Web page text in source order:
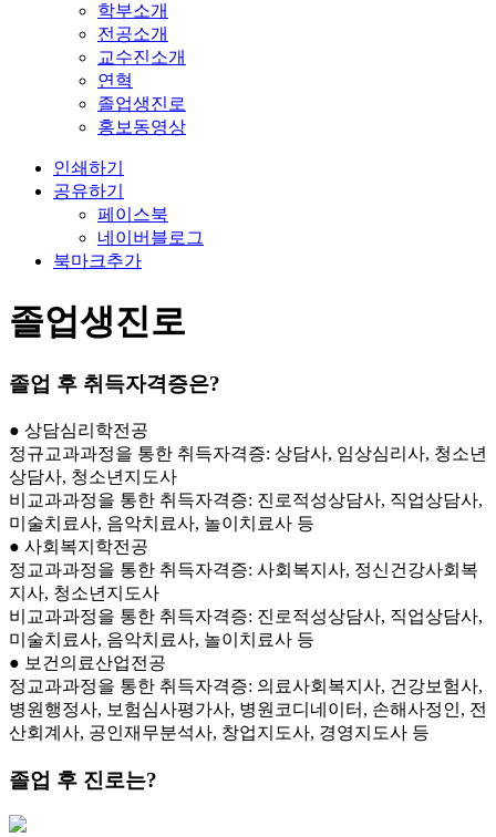
학부소개
전공소개
교수진소개
연혁
졸업생진로
홍보동영상
인쇄하기
공유하기
페이스북
네이버블로그
북마크추가
졸업생진로
졸업 후 취득자격증은?
● 상담심리학전공
정규교과과정을 통한 취득자격증: 상담사, 임상심리사, 청소년
상담사, 청소년지도사
비교과과정을 통한 취득자격증: 진로적성상담사, 직업상담사,
미술치료사, 음악치료사, 놀이치료사 등
● 사회복지학전공
정교과과정을 통한 취득자격증: 사회복지사, 정신건강사회복
지사, 청소년지도사
비교과과정을 통한 취득자격증: 진로적성상담사, 직업상담사,
미술치료사, 음악치료사, 놀이치료사 등
● 보건의료산업전공
정교과과정을 통한 취득자격증: 의료사회복지사, 건강보험사,
병원행정사, 보험심사평가사, 병원코디네이터, 손해사정인, 전
산회계사, 공인재무분석사, 창업지도사, 경영지도사 등
졸업 후 진로는?